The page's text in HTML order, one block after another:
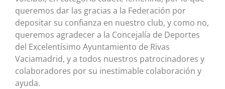
queremos dar las gracias a la Federación por
depositar su confianza en nuestro club, y como no,
queremos agradecer a la Concejalía de Deportes
del Excelentísimo Ayuntamiento de Rivas
Vaciamadrid, y a todos nuestros patrocinadores y
colaboradores por su inestimable colaboración y
ayuda.